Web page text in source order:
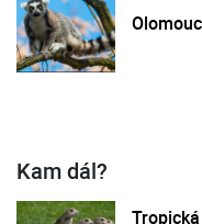
Kam dál?